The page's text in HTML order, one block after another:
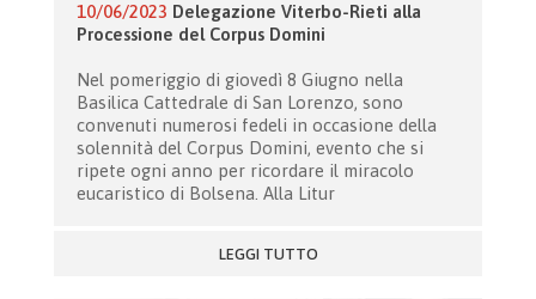
10/06/2023 Delegazione Viterbo-Rieti alla
Processione del Corpus Domini
Nel pomeriggio di giovedì 8 Giugno nella
Basilica Cattedrale di San Lorenzo, sono
convenuti numerosi fedeli in occasione della
solennità del Corpus Domini, evento che si
ripete ogni anno per ricordare il miracolo
eucaristico di Bolsena. Alla Litur
LEGGI TUTTO